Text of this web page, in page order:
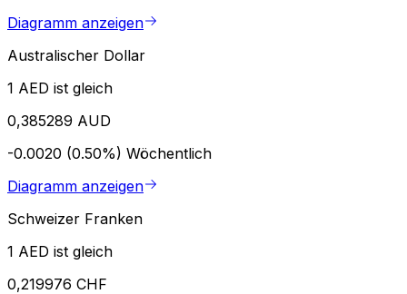
Diagramm anzeigen
Australischer Dollar
1 AED ist gleich
0,385289 AUD
-0.0020 (0.50%) Wöchentlich
Diagramm anzeigen
Schweizer Franken
1 AED ist gleich
0,219976 CHF